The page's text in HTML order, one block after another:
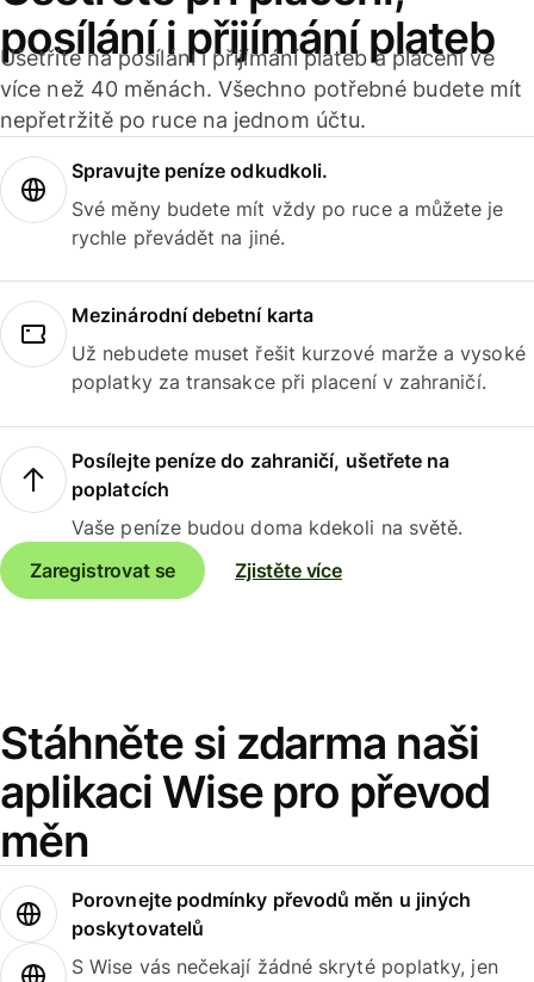
posílání i přijímání plateb
Ušetříte na posílání i přijímání plateb a placení ve
více než 40 měnách. Všechno potřebné budete mít
nepřetržitě po ruce na jednom účtu.
Spravujte peníze odkudkoli.
Své měny budete mít vždy po ruce a můžete je
rychle převádět na jiné.
Mezinárodní debetní karta
Už nebudete muset řešit kurzové marže a vysoké
poplatky za transakce při placení v zahraničí.
Posílejte peníze do zahraničí, ušetřete na
poplatcích
Vaše peníze budou doma kdekoli na světě.
Zaregistrovat se
Zjistěte více
Stáhněte si zdarma naši
aplikaci Wise pro převod
měn
Porovnejte podmínky převodů měn u jiných
poskytovatelů
S Wise vás nečekají žádné skryté poplatky, jen